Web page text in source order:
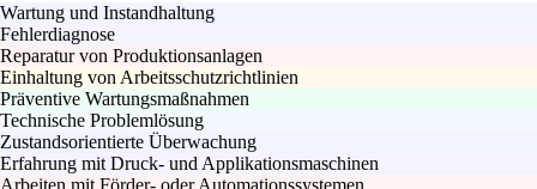
Wartung und Instandhaltung
Fehlerdiagnose
Reparatur von Produktionsanlagen
Einhaltung von Arbeitsschutzrichtlinien
Präventive Wartungsmaßnahmen
Technische Problemlösung
Zustandsorientierte Überwachung
Erfahrung mit Druck- und Applikationsmaschinen
Arbeiten mit Förder- oder Automationssystemen